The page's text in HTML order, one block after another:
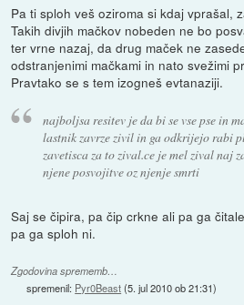
Pa ti sploh veš oziroma si kdaj vprašal,
Takih divjih mačkov nobeden ne bo
ter vrne nazaj, da drug maček ne
odstranjenimi mačkami in nato svežimi
Pravtako se s tem izogneš evtanaziji.
najboljsa resitev je da bi se vse pse in
lastnik zavrze zivil in ga odkrijejo rabi
zavetisca za to zival.ce je mel zival naj
njene posvojitve oz njenje smrti
Saj se čipira, pa čip crkne ali pa ga
pa ga sploh ni.
Zgodovina sprememb…
spremenil: Pyr0Beast(5. jul 2010 ob 21:31)